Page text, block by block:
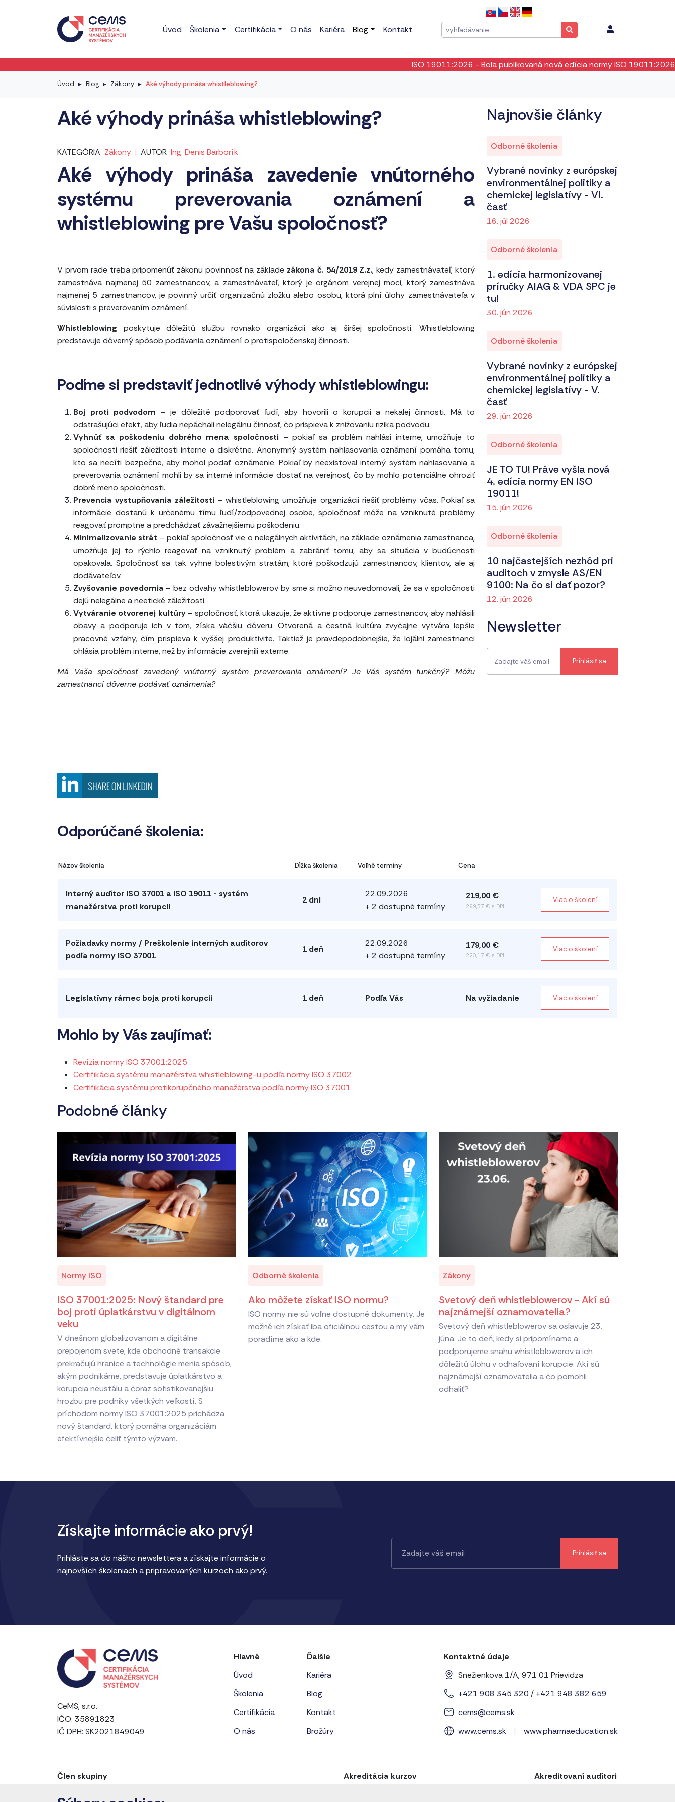
Úvod Školenia Certifikácia O nás Kariéra Blog Kontakt
ISO 19011:2026- Bola publikovaná nová edícia normy ISO 19011:2026. POZOR!
Úvod Blog Zákony Aké výhody prináša whistleblowing?
Aké výhody prináša whistleblowing?
KATEGÓRIA Zákony | AUTOR Ing. Denis Barborík
Aké výhody prináša zavedenie vnútorného
systému preverovania oznámení a
whistleblowing pre Vašu spoločnosť?
V prvom rade treba pripomenúť zákonu povinnosť na základe zákona č. 54/2019 Z.z., kedy zamestnávateľ, ktorý
zamestnáva najmenej 50 zamestnancov, a zamestnávateľ, ktorý je orgánom verejnej moci, ktorý zamestnáva
najmenej 5 zamestnancov, je povinný určiť organizačnú zložku alebo osobu, ktorá plní úlohy zamestnávateľa v
súvislosti s preverovaním oznámení.
Whistleblowing poskytuje dôležitú službu rovnako organizácii ako aj širšej spoločnosti. Whistleblowing
predstavuje dôverný spôsob podávania oznámení o protispoločenskej činnosti.
Poďme si predstaviť jednotlivé výhody whistleblowingu:
Boj proti podvodom – je dôležité podporovať ľudí, aby hovorili o korupcii a nekalej činnosti. Má to
odstrašujúci efekt, aby ľudia nepáchali nelegálnu činnosť, čo prispieva k znižovaniu rizika podvodu.
Vyhnúť sa poškodeniu dobrého mena spoločnosti – pokiaľ sa problém nahlási interne, umožňuje to
spoločnosti riešiť záležitosti interne a diskrétne. Anonymný systém nahlasovania oznámení pomáha tomu,
kto sa necíti bezpečne, aby mohol podať oznámenie. Pokiaľ by neexistoval interný systém nahlasovania a
preverovania oznámení mohli by sa interné informácie dostať na verejnosť, čo by mohlo potenciálne ohroziť
dobré meno spoločnosti.
Prevencia vystupňovania záležitosti – whistleblowing umožňuje organizácii riešiť problémy včas. Pokiaľ sa
informácie dostanú k určenému tímu ľudí/zodpovednej osobe, spoločnosť môže na vzniknuté problémy
reagovať promptne a predchádzať závažnejšiemu poškodeniu.
Minimalizovanie strát – pokiaľ spoločnosť vie o nelegálnych aktivitách, na základe oznámenia zamestnanca,
umožňuje jej to rýchlo reagovať na vzniknutý problém a zabrániť tomu, aby sa situácia v budúcnosti
opakovala. Spoločnosť sa tak vyhne bolestivým stratám, ktoré poškodzujú zamestnancov, klientov, ale aj
dodávateľov.
Zvyšovanie povedomia – bez odvahy whistleblowerov by sme si možno neuvedomovali, že sa v spoločnosti
dejú nelegálne a neetické záležitosti.
Vytváranie otvorenej kultúry– spoločnosť, ktorá ukazuje, že aktívne podporuje zamestnancov, aby nahlásili
obavy a podporuje ich v tom, získa väčšiu dôveru. Otvorená a čestná kultúra zvyčajne vytvára lepšie
pracovné vzťahy, čím prispieva k vyššej produktivite. Taktiež je pravdepodobnejšie, že lojálni zamestnanci
ohlásia problém interne, než by informácie zverejnili externe.
Má Vaša spoločnosť zavedený vnútorný systém preverovania oznámení? Je Váš systém funkčný? Môžu
zamestnanci dôverne podávať oznámenia?
Najnovšie články
Odborné školenia
Vybrané novinky z európskej
environmentálnej politiky a
chemickej legislatívy - VI.
časť
16. júl 2026
Odborné školenia
1. edícia harmonizovanej
príručky AIAG & VDA SPC je
tu!
30. jún 2026
Odborné školenia
Vybrané novinky z európskej
environmentálnej politiky a
chemickej legislatívy - V.
časť
29. jún 2026
Odborné školenia
JE TO TU! Práve vyšla nová
4. edícia normy EN ISO
19011!
15. jún 2026
Odborné školenia
10 najčastejších nezhôd pri
auditoch v zmysle AS/EN
9100: Na čo si dať pozor?
12. jún 2026
Newsletter
Odporúčané školenia:
Názov školenia Dĺžka školenia Voľné termíny Cena
Interný audítor ISO 37001 a ISO 19011 - systém
manažérstva proti korupcii
2 dni
22.09.2026
+ 2 dostupné termíny
219,00 €
269,37 € s DPH
Viac o školení
Požiadavky normy / Preškolenie interných audítorov
podľa normy ISO 37001
1 deň
22.09.2026
+ 2 dostupné termíny
179,00 €
220,17 € s DPH
Viac o školení
Legislatívny rámec boja proti korupcii 1 deň Podľa Vás Na vyžiadanie Viac o školení
Mohlo by Vás zaujímať:
Revízia normy ISO 37001:2025
Certifikácia systému manažérstva whistleblowing-u podľa normy ISO 37002
Certifikácia systému protikorupčného manažérstva podľa normy ISO 37001
Podobné články
Normy ISO
ISO 37001:2025: Nový štandard pre
boj proti úplatkárstvu v digitálnom
veku
V dnešnom globalizovanom a digitálne
prepojenom svete, kde obchodné transakcie
prekračujú hranice a technológie menia spôsob,
akým podnikáme, predstavuje úplatkárstvo a
korupcia neustálu a čoraz sofistikovanejšiu
hrozbu pre podniky všetkých veľkostí. S
príchodom normy ISO 37001:2025 prichádza
nový štandard, ktorý pomáha organizáciám
efektívnejšie čeliť týmto výzvam.
Odborné školenia
Ako môžete získať ISO normu?
ISO normy nie sú voľne dostupné dokumenty. Je
možné ich získať iba oficiálnou cestou a my vám
poradíme ako a kde.
Zákony
Svetový deň whistleblowerov - Akí sú
najznámejší oznamovatelia?
Svetový deň whistleblowerov sa oslavuje 23.
júna. Je to deň, kedy si pripomíname a
podporujeme snahu whistleblowerov a ich
dôležitú úlohu v odhaľovaní korupcie. Akí sú
najznámejší oznamovatelia a čo pomohli
odhaliť?
Získajte informácie ako prvý!
Prihláste sa do nášho newslettera a získajte informácie o
najnovších školeniach a pripravovaných kurzoch ako prvý.
CeMS, s.r.o.
IČO: 35891823
IČ DPH: SK2021849049
Hlavné
Úvod
Školenia
Certifikácia
O nás
Ďalšie
Kariéra
Blog
Kontakt
Brožúry
Kontaktné údaje
Snežienkova 1/A, 971 01 Prievidza
+421 908 345 320 / +421 948 382 659
cems@cems.sk
www.cems.sk
| www.pharmaeducation.sk
Člen skupiny Akreditácia kurzov Akreditovaní audítori